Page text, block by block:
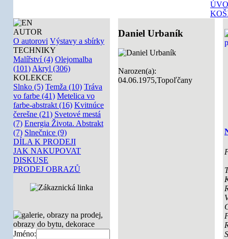
AUTOR
O autorovi Výstavy a sbírky
TECHNIKY
Malířství (4) Olejomalba
(101) Akryl (306)
KOLEKCE
Slnko (5) Temža (10) Tráva
vo farbe (41) Metelica vo
farbe-abstrakt (16) Kvitnúce
čerešne (21) Svetové mestá
(7) Energia Života. Abstrakt
(7) Slnečnice (9)
DÍLA K PRODEJI
JAK NAKUPOVAT
DISKUSE
PRODEJ OBRAZŮ
Jméno:
Daniel Urbaník
Narozen(a):
04.06.1975,Topoľčany